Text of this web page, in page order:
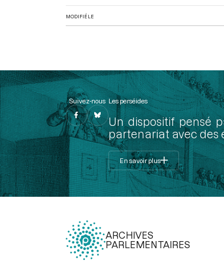
MODIFIÉ LE
Suivez-nous Les perséides
Un dispositif pensé
partenariat avec des
En savoir plus
ARCHIVES
PARLEMENTAIRES